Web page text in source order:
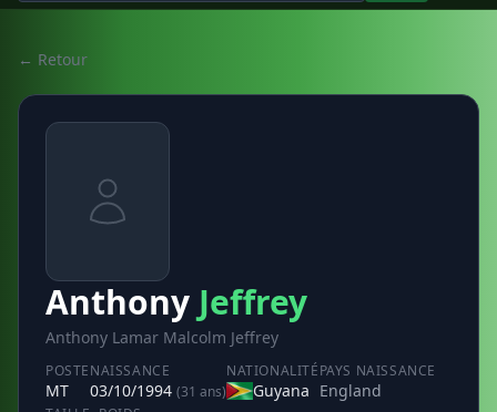
← Retour
Anthony Jeffrey
Anthony Lamar Malcolm Jeffrey
POSTE
MT
NAISSANCE
03/10/1994 (31 ans)
NATIONALITÉ
Guyana
PAYS NAISSANCE
England